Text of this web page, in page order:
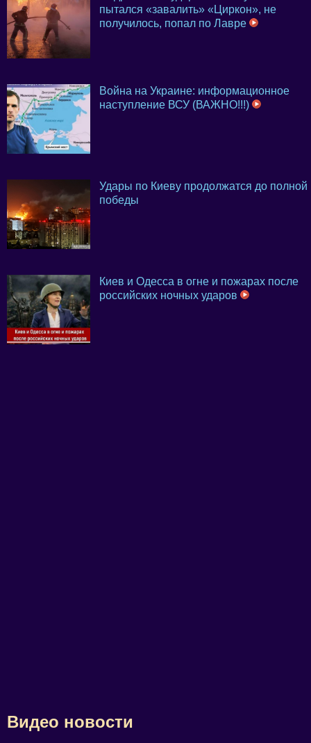
пытался «завалить» «Циркон», не
получилось, попал по Лавре
Война на Украине: информационное
наступление ВСУ (ВАЖНО!!!)
Удары по Киеву продолжатся до полной
победы
Киев и Одесса в огне и пожарах после
российских ночных ударов
Видео новости